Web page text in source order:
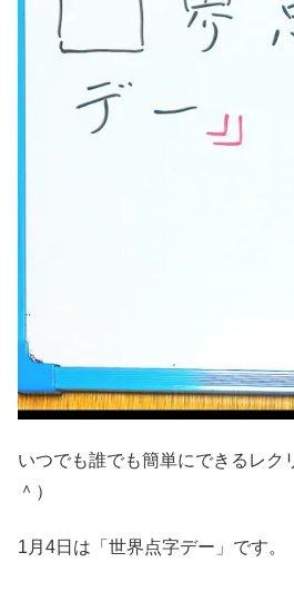
いつでも誰でも簡単にできるレク
＾）
1月4日は「世界点字デー」です。